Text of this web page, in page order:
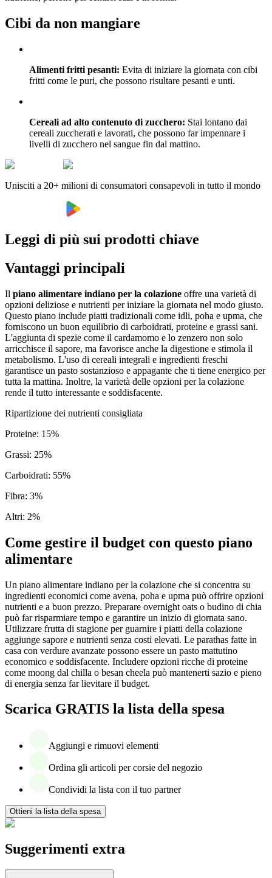
Cibi da non mangiare
Alimenti fritti pesanti: Evita di iniziare la giornata con cibi
fritti come le puri, che possono risultare pesanti e unti.
Cereali ad alto contenuto di zucchero: Stai lontano dai
cereali zuccherati e lavorati, che possono far impennare i
livelli di zucchero nel sangue fin dal mattino.
Unisciti a 20+ milioni di consumatori consapevoli in tutto il mondo
Leggi di più sui prodotti chiave
Vantaggi principali
Il piano alimentare indiano per la colazione offre una varietà di
opzioni deliziose e nutrienti per iniziare la giornata nel modo giusto.
Questo piano include piatti tradizionali come idli, poha e upma, che
forniscono un buon equilibrio di carboidrati, proteine e grassi sani.
L'aggiunta di spezie come il cardamomo e lo zenzero non solo
arricchisce il sapore, ma favorisce anche la digestione e stimola il
metabolismo. L'uso di cereali integrali e ingredienti freschi
garantisce un pasto sostanzioso e appagante che ti tiene energico per
tutta la mattina. Inoltre, la varietà delle opzioni per la colazione
rende il tutto interessante e soddisfacente.
Ripartizione dei nutrienti consigliata
Proteine: 15%
Grassi: 25%
Carboidrati: 55%
Fibra: 3%
Altri: 2%
Come gestire il budget con questo piano
alimentare
Un piano alimentare indiano per la colazione che si concentra su
ingredienti economici come avena, poha e upma può offrire opzioni
nutrienti e a buon prezzo. Preparare overnight oats o budino di chia
può far risparmiare tempo e garantire un inizio di giornata sano.
Utilizzare frutta di stagione per guarnire i piatti della colazione
aggiunge sapore e nutrienti senza costi elevati. Le parathas fatte in
casa con verdure avanzate possono essere un pasto mattutino
economico e soddisfacente. Includere opzioni ricche di proteine
come moong dal chilla o besan cheela può mantenerti sazio e pieno
di energia senza far lievitare il budget.
Scarica GRATIS la lista della spesa
Aggiungi e rimuovi elementi
Ordina gli articoli per corsie del negozio
Condividi la lista con il tuo partner
Ottieni la lista della spesa
Suggerimenti extra